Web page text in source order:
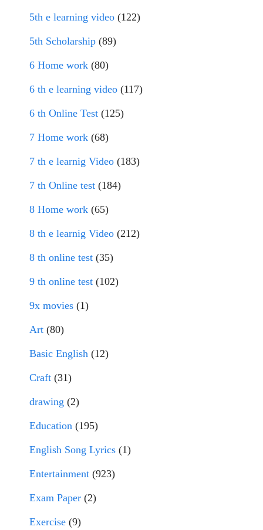
5th e learning video (122)
5th Scholarship (89)
6 Home work (80)
6 th e learning video (117)
6 th Online Test (125)
7 Home work (68)
7 th e learnig Video (183)
7 th Online test (184)
8 Home work (65)
8 th e learnig Video (212)
8 th online test (35)
9 th online test (102)
9x movies (1)
Art (80)
Basic English (12)
Craft (31)
drawing (2)
Education (195)
English Song Lyrics (1)
Entertainment (923)
Exam Paper (2)
Exercise (9)